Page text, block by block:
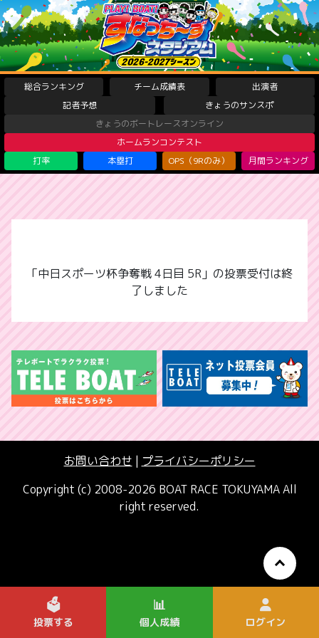
総合ランキング チーム成績表
出演者
記者予想
きょうのサンスポ
きょうのボートレースオンライン
ホームランコンテスト
打率
本塁打 OPS（9Rのみ） 月間ランキング
「中日スポーツ杯争奪戦 4日目 5R」の投票受付は終
了しました
お問い合わせ | プライバシーポリシー
Copyright (c) 2008-2026 BOAT RACE TOKUYAMA All
right reserved.
🗳️
投票する
📊
個人成績 ログイン